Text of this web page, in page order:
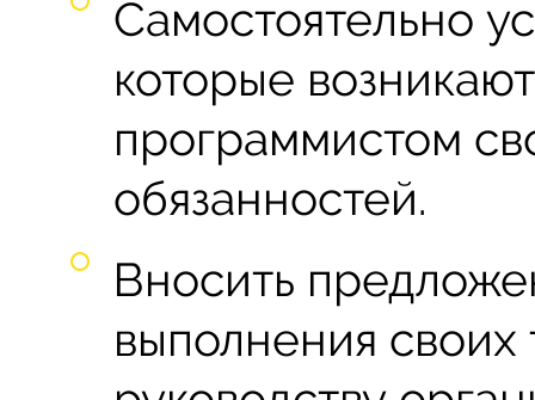
Самостоятельно
которые
программистом
обязанностей.
Вносить
выполнения своих